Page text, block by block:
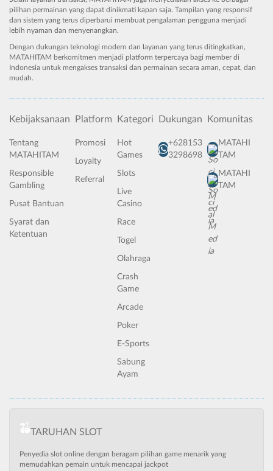
pilihan permainan yang dapat dinikmati kapan saja. Tampilan yang responsif
dan sistem yang terus diperbarui membuat pengalaman pengguna menjadi
lebih nyaman dan menyenangkan.
Dengan dukungan teknologi modern dan layanan yang terus ditingkatkan,
MATAHITAM berkomitmen menjadi platform terpercaya bagi member di
Indonesia untuk mengakses transaksi dan permainan secara aman, cepat, dan
mudah.
Kebijaksanaan
Tentang
MATAHITAM
Responsible
Gambling
Pusat Bantuan
Syarat dan
Ketentuan
Platform
Promosi
Loyalty
Referral
Kategori
Hot
Games
Slots
Live
Casino
Race
Togel
Olahraga
Crash
Game
Arcade
Poker
E-Sports
Sabung
Ayam
Dukungan
+628153
3298698
Komunitas
MATAHI
TAM
MATAHI
TAM
TARUHAN SLOT
Penyedia slot online dengan beragam pilihan game menarik yang
memudahkan pemain untuk mencapai jackpot